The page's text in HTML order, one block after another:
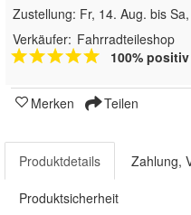
Zustellung: Fr, 14. Aug. bis
Verkäufer: Fahrradteileshop
100% positiv
Merken Teilen
Produktdetails Zahlung,
Produktsicherheit